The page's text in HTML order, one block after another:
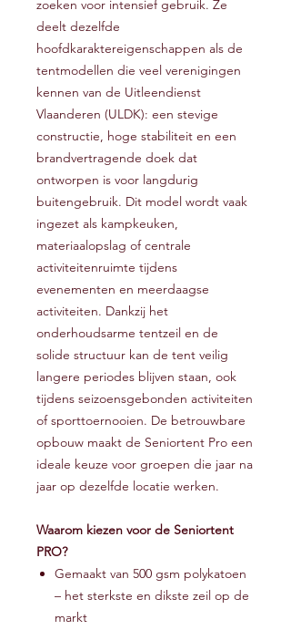
zoeken voor intensief gebruik. Ze
deelt dezelfde
hoofdkaraktereigenschappen als de
tentmodellen die veel verenigingen
kennen van de Uitleendienst
Vlaanderen (ULDK): een stevige
constructie, hoge stabiliteit en een
brandvertragende doek dat
ontworpen is voor langdurig
buitengebruik. Dit model wordt vaak
ingezet als kampkeuken,
materiaalopslag of centrale
activiteitenruimte tijdens
evenementen en meerdaagse
activiteiten. Dankzij het
onderhoudsarme tentzeil en de
solide structuur kan de tent veilig
langere periodes blijven staan, ook
tijdens seizoensgebonden activiteiten
of sporttoernooien. De betrouwbare
opbouw maakt de Seniortent Pro een
ideale keuze voor groepen die jaar na
jaar op dezelfde locatie werken.
Waarom kiezen voor de Seniortent
PRO?
Gemaakt van 500 gsm polykatoen
– het sterkste en dikste zeil op de
markt